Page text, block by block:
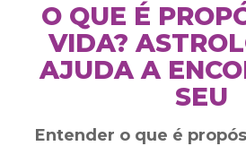
O QUE É
VIDA?
AJUDA A
SEU
Entender o que é